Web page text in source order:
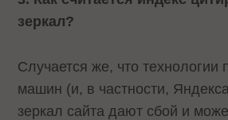
зеркал?
Случается же, что технологии
машин (и, в частности,
зеркал сайта дают сбой и